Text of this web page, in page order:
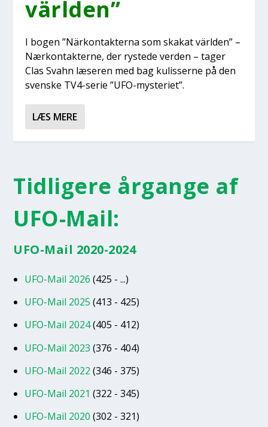
vär­l­den”
I bogen ”När­kon­tak­ter­na som ska­kat vär­l­den” –
Nær­kon­tak­ter­ne, der ryste­de ver­den – tager
Clas Sva­hn læse­ren med bag kulis­ser­ne på den
sven­ske TV4-serie ”UFO-myste­ri­et”.
LÆS MERE
Tidligere årgange af
UFO-Mail:
UFO-Mail 2020-2024
UFO-Mail 2026 (425 - ...)
UFO-Mail 2025 (413 - 425)
UFO-Mail 2024(405 - 412)
UFO-Mail 2023 (376 - 404)
UFO-Mail 2022 (346 - 375)
UFO-Mail 2021 (322 - 345)
UFO-Mail 2020 (302 - 321)